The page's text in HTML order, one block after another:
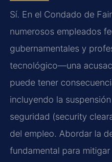
Sí. En el Condado de
numerosos empleados
gubernamentales y
tecnológico—una
puede tener
incluyendo la
seguridad (security
del empleo. Abordar la
fundamental para